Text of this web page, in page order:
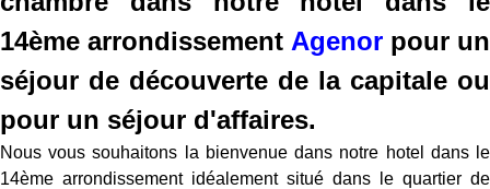
14ème arrondissement Agenorpour un
séjour de découverte de la capitale ou
pour un séjour d'affaires.
Nous vous souhaitons la bienvenue dans notre hotel dans le
14ème arrondissement idéalement situé dans le quartier de